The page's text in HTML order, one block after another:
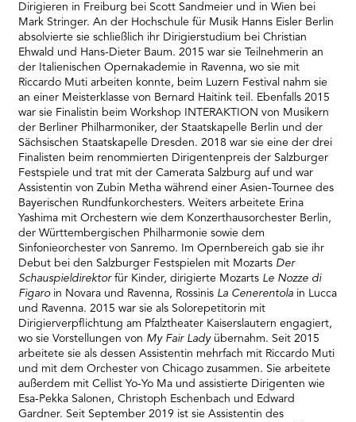
Dirigieren in Freiburg bei Scott Sandmeier und in Wien bei
Mark Stringer. An der Hochschule für Musik Hanns Eisler Berlin
absolvierte sie schließlich ihr Dirigierstudium bei Christian
Ehwald und Hans-Dieter Baum. 2015 war sie Teilnehmerin an
der Italienischen Opernakademie in Ravenna, wo sie mit
Riccardo Muti arbeiten konnte, beim Luzern Festival nahm sie
an einer Meisterklasse von Bernard Haitink teil. Ebenfalls 2015
war sie Finalistin beim Workshop INTERAKTION von Musikern
der Berliner Philharmoniker, der Staatskapelle Berlin und der
Sächsischen Staatskapelle Dresden. 2018 war sie eine der drei
Finalisten beim renommierten Dirigentenpreis der Salzburger
Festspiele und trat mit der Camerata Salzburg auf und war
Assistentin von Zubin Metha während einer Asien-Tournee des
Bayerischen Rundfunkorchesters. Weiters arbeitete Erina
Yashima mit Orchestern wie dem Konzerthausorchester Berlin,
der Württembergischen Philharmonie sowie dem
Sinfonieorchester von Sanremo. Im Opernbereich gab sie ihr
Debut bei den Salzburger Festspielen mit Mozarts Der
Schauspieldirektorfür Kinder, dirigierte Mozarts Le Nozze di
Figaroin Novara und Ravenna, Rossinis La Cenerentola in Lucca
und Ravenna. 2015 war sie als Solorepetitorin mit
Dirigierverpflichtung am Pfalztheater Kaiserslautern engagiert,
wo sie Vorstellungen von My Fair Ladyübernahm. Seit 2015
arbeitete sie als dessen Assistentin mehrfach mit Riccardo Muti
und mit dem Orchester von Chicago zusammen. Sie arbeitete
außerdem mit Cellist Yo-Yo Ma und assistierte Dirigenten wie
Esa-Pekka Salonen, Christoph Eschenbach und Edward
Gardner. Seit September 2019 ist sie Assistentin des